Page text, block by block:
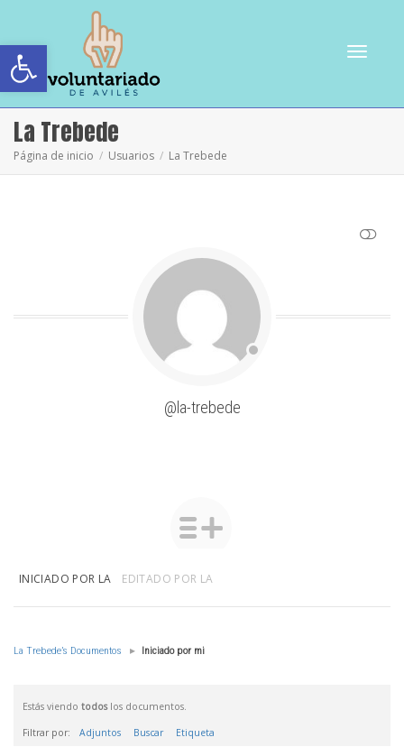
Abrir barra de herramientas
La Trebede
Página de inicio Usuarios La Trebede
@la-trebede
INICIADO POR LA EDITADO POR LA
La Trebede’s Documentos ▸ Iniciado por mi
Estás viendo todoslos documentos.
Filtrar por: Adjuntos Buscar Etiqueta